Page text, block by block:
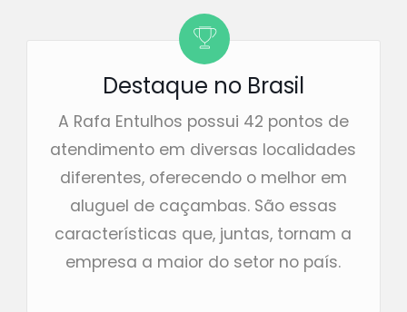
Destaque no Brasil
A Rafa Entulhos possui 42 pontos de
atendimento em diversas localidades
diferentes, oferecendo o melhor em
aluguel de caçambas. São essas
características que, juntas, tornam a
empresa a maior do setor no país.